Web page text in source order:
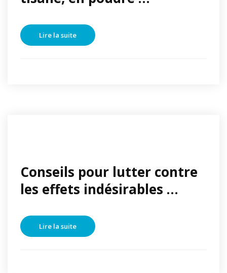
Lire la suite
Conseils pour lutter contre
les effets indésirables …
Lire la suite